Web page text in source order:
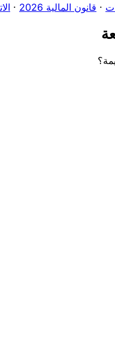
· قانون المالية 2026 ·